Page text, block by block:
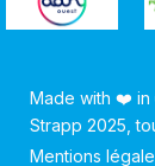
Made with ❤️ in
Strapp 2025,
Mentions